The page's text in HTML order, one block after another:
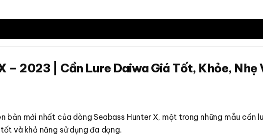
– 2023 | Cần Lure Daiwa Giá Tốt, Khỏe, Nhẹ
bản mới nhất của dòng Seabass Hunter X, một trong những mẫu cần
và khả năng sử dụng đa dạng.